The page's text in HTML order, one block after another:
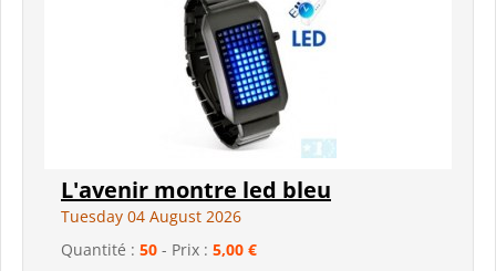
L'avenir montre led bleu
Tuesday 04 August 2026
Quantité : 50 - Prix : 5,00 €